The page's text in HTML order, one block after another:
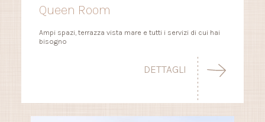
Queen Room
Ampi spazi, terrazza vista mare e tutti i servizi di cui hai
bisogno
DETTAGLI